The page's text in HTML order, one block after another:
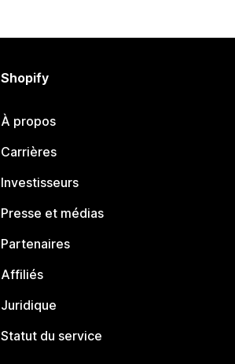
Shopify
À propos
Carrières
Investisseurs
Presse et médias
Partenaires
Affiliés
Juridique
Statut du service